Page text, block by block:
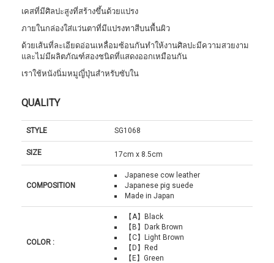
เคสที่มีศิลปะสูงที่สร้างขึ้นด้วยแปรง
ภายในกล่องใส่แว่นตาที่มีแปรงทาสีบนพื้นผิว
ด้วยเส้นที่ละเอียดอ่อนเหลื่อมซ้อนกันทำให้งานศิลปะมีความสวยงาม
และไม่มีผลิตภัณฑ์สองชนิดที่แสดงออกเหมือนกัน
เราใช้หนังนิ่มหมูญี่ปุ่นสำหรับซับใน
QUALITY
STYLE SG1068
SIZE 17cm x 8.5cm
COMPOSITION
Japanese cow leather
Japanese pig suede
Made in Japan
COLOR :
【A】Black
【B】Dark Brown
【C】Light Brown
【D】Red
【E】Green